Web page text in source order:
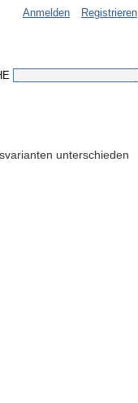
Anmelden Registrieren
unterschieden